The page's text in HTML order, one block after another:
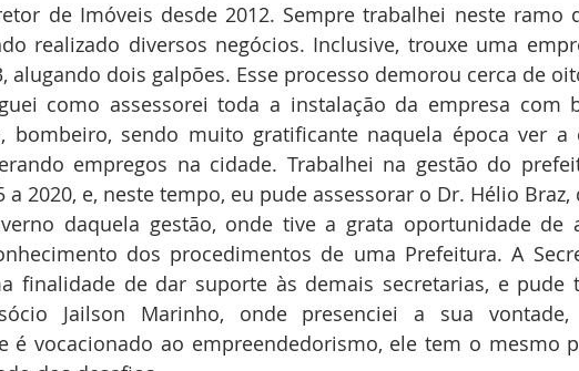
de Imóveis desde 2012. Sempre trabalhei neste ramo
realizado diversos negócios. Inclusive, trouxe uma
alugando dois galpões. Esse processo demorou cerca de
como assessorei toda a instalação da empresa com
bombeiro, sendo muito gratificante naquela época ver a
empregos na cidade. Trabalhei na gestão do
a 2020, e, neste tempo, eu pude assessorar o Dr. Hélio
daquela gestão, onde tive a grata oportunidade de
dos procedimentos de uma Prefeitura. A
finalidade de dar suporte às demais secretarias, e pude
Jailson Marinho, onde presenciei a sua
é vocacionado ao empreendedorismo, ele tem o mesmo